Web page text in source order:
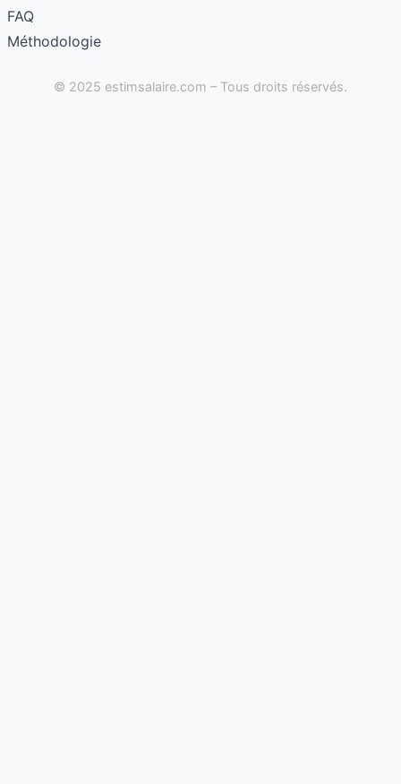
FAQ
Méthodologie
© 2025 estimsalaire.com – Tous droits réservés.